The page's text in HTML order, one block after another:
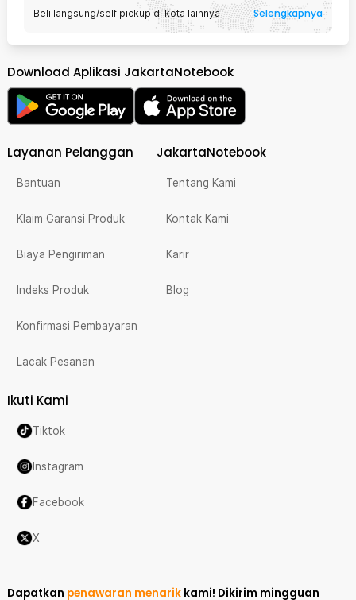
Beli langsung/self pickup di kota lainnya Selengkapnya
Download Aplikasi JakartaNotebook
Layanan Pelanggan
Bantuan
Klaim Garansi Produk
Biaya Pengiriman
Indeks Produk
Konfirmasi Pembayaran
Lacak Pesanan
JakartaNotebook
Tentang Kami
Kontak Kami
Karir
Blog
Ikuti Kami
Tiktok
Instagram
Facebook
X
Dapatkan penawaran menarik kami! Dikirim mingguan